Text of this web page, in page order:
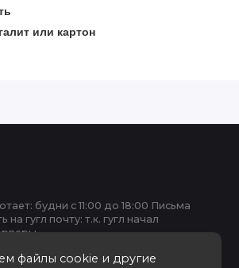
или картон
файлы cookie и другие
будни с 11:00 до 18:00 Письма
на гугл почту: т.к. гугл начал